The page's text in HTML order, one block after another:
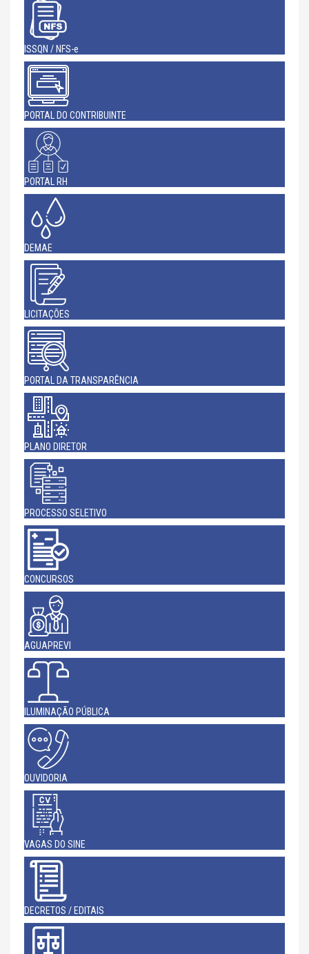
ISSQN / NFS-e
PORTAL DO CONTRIBUINTE
PORTAL RH
DEMAE
LICITAÇÕES
PORTAL DA TRANSPARÊNCIA
PLANO DIRETOR
PROCESSO SELETIVO
CONCURSOS
AGUAPREVI
ILUMINAÇÃO PÚBLICA
OUVIDORIA
VAGAS DO SINE
DECRETOS / EDITAIS